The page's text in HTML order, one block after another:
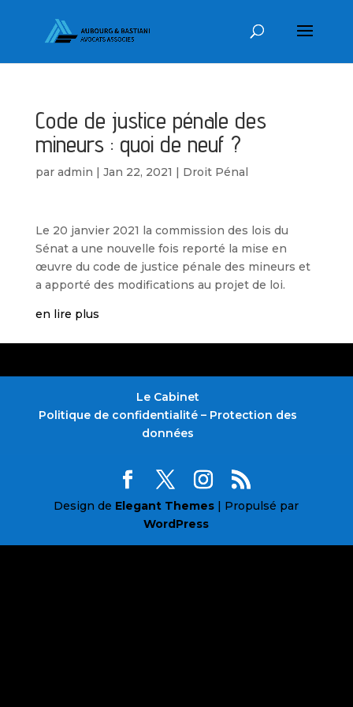
Code de justice pénale des
mineurs : quoi de neuf ?
par admin | Jan 22, 2021 | Droit Pénal
Le 20 janvier 2021 la commission des lois du
Sénat a une nouvelle fois reporté la mise en
œuvre du code de justice pénale des mineurs et
a apporté des modifications au projet de loi.
en lire plus
Le Cabinet
Politique de confidentialité – Protection des
données
Design de Elegant Themes | Propulsé par
WordPress